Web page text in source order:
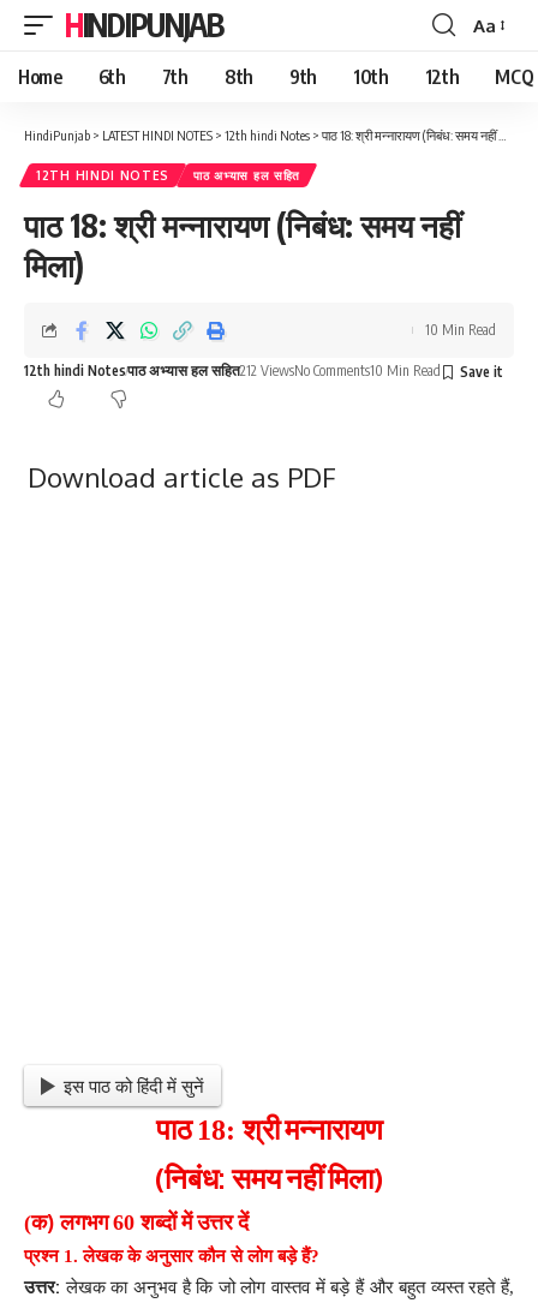
HINDIPUNJAB
Font
Resizer
Aa
Home 6th 7th 8th 9th 10th 12th MCQ
HindiPunjab > LATEST HINDI NOTES > 12th hindi Notes > पाठ 18: श्री मन्नारायण (निबंध: समय नहीं मिला)
12TH HINDI NOTES पाठ अभ्यास हल सहित
पाठ 18: श्री मन्नारायण (निबंध: समय नहीं
मिला)
12th hindi Notesपाठ अभ्यास हल सहित212 ViewsNo Comments10 Min Read
10 Min Read
Download article as PDF
इस पाठ को हिंदी में सुनें
पाठ 18:श्रीमन्नारायण
(निबंध:समयनहींमिला)
(क)लगभग 60शब्दों में उत्तर दें
प्रश्न 1.लेखक के अनुसार कौन से लोग बड़े हैं?
उत्तर: लेखक का अनुभव है कि जो लोग वास्तव में बड़े हैं और बहुत व्यस्त रहते हैं,